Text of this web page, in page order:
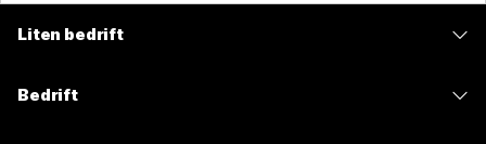
Liten bedrift
Bedrift